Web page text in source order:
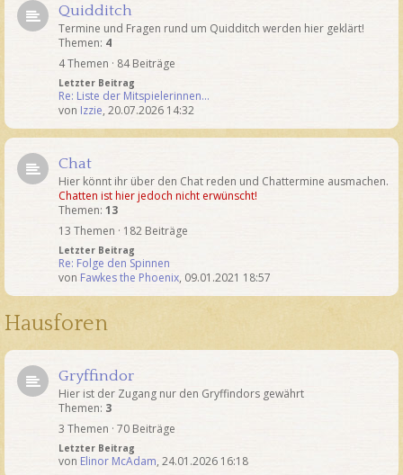
Quidditch
Termine und Fragen rund um Quidditch werden hier geklärt!
Themen: 4
4 Themen · 84 Beiträge
Letzter Beitrag
Re: Liste der Mitspielerinnen…
von Izzie, 20.07.2026 14:32
Chat
Hier könnt ihr über den Chat reden und Chattermine ausmachen.
Chatten ist hier jedoch nicht erwünscht!
Themen: 13
13 Themen · 182 Beiträge
Letzter Beitrag
Re: Folge den Spinnen
von Fawkes the Phoenix, 09.01.2021 18:57
Hausforen
Gryffindor
Hier ist der Zugang nur den Gryffindors gewährt
Themen: 3
3 Themen · 70 Beiträge
Letzter Beitrag
von Elinor McAdam, 24.01.2026 16:18